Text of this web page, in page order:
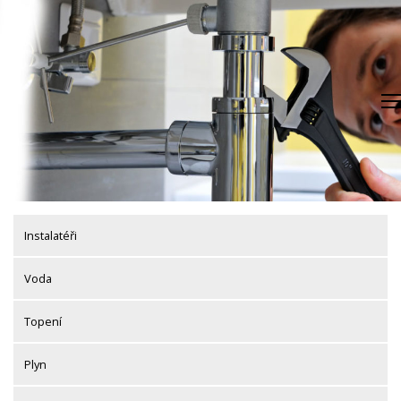
content
Instalatéři
Voda
Topení
Plyn